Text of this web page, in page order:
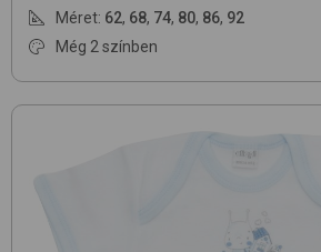
Méret: 62, 68, 74, 80, 86, 92
Még 2 színben